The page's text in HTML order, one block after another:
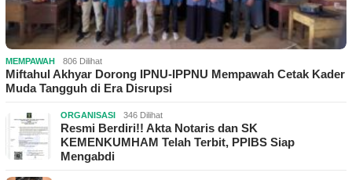
MEMPAWAH 806 Dilihat
Miftahul Akhyar Dorong IPNU-IPPNU Mempawah Cetak Kader
Muda Tangguh di Era Disrupsi
ORGANISASI 346 Dilihat
Resmi Berdiri!! Akta Notaris dan SK
KEMENKUMHAM Telah Terbit, PPIBS Siap
Mengabdi